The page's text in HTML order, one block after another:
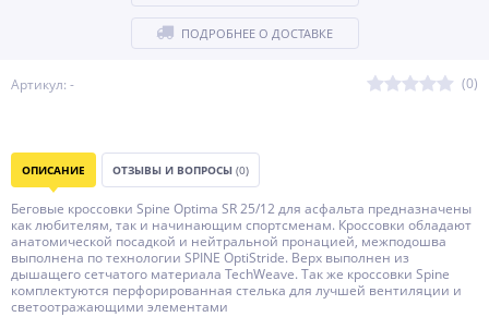
Артикул: - (0)
ПОДРОБНЕЕ О ДОСТАВКЕ
ОПИСАНИЕ ОТЗЫВЫ И ВОПРОСЫ (0)
Беговые кроссовки Spine Optima SR 25/12 для асфальта предназначены
как любителям, так и начинающим спортсменам. Кроссовки обладают
анатомической посадкой и нейтральной пронацией, межподошва
выполнена по технологии SPINE OptiStride. Верх выполнен из
дышащего сетчатого материала TechWeave. Так же кроссовки Spine
комплектуются перфорированная стелька для лучшей вентиляции и
светоотражающими элементами